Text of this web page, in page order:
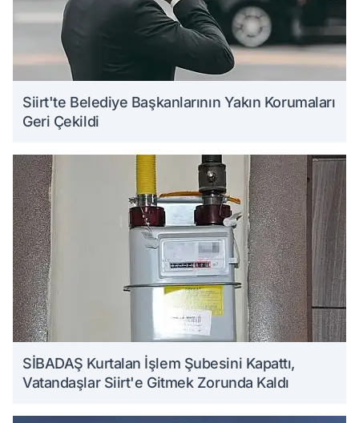
Siirt'te Belediye Başkanlarının Yakın Korumaları
Geri Çekildi
SİBADAŞ Kurtalan İşlem Şubesini Kapattı,
Vatandaşlar Siirt'e Gitmek Zorunda Kaldı